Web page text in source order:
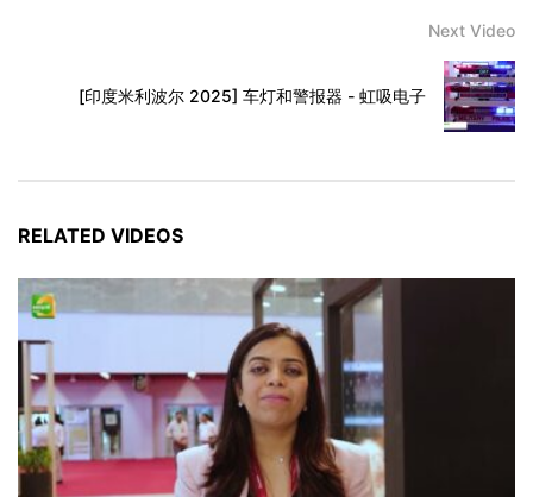
Next Video
[印度米利波尔 2025] 车灯和警报器 - 虹吸电子
RELATED VIDEOS